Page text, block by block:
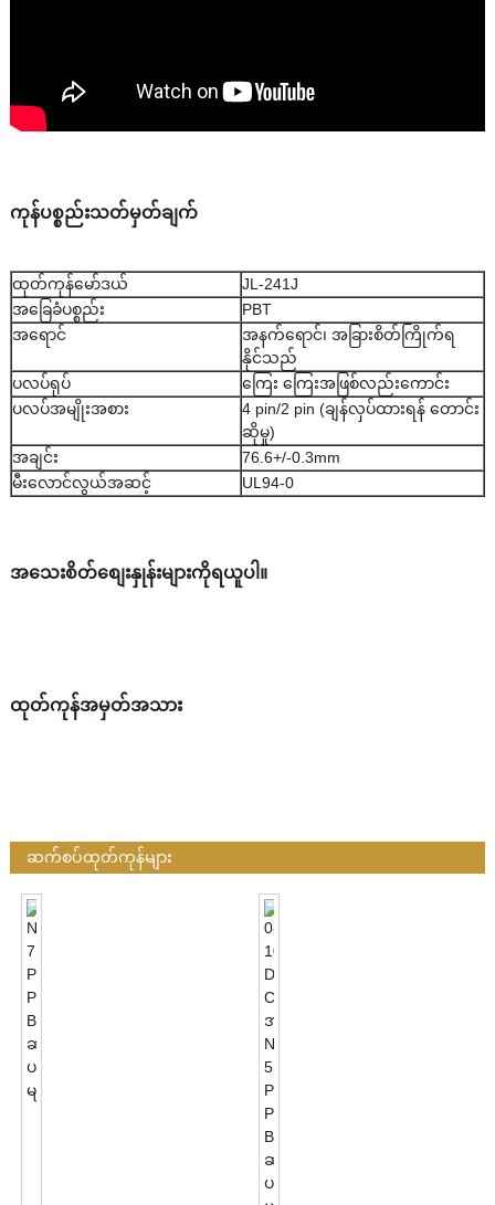
ကုန်ပစ္စည်းသတ်မှတ်ချက်
ထုတ်ကုန်မော်ဒယ်
JL-241J
အခြေခံပစ္စည်း
PBT
အရောင်
အနက်ရောင်၊ အခြားစိတ်ကြိုက်ရ
နိုင်သည်
ပလပ်ရုပ်
ကြေး ကြေးအဖြစ်လည်းကောင်း
ပလပ်အမျိုးအစား
4 pin/2 pin (ချန်လှပ်ထားရန် တောင်း
ဆိုမှု)
အချင်း
76.6+/-0.3mm
မီးလောင်လွယ်အဆင့်
UL94-0
အသေးစိတ်စျေးနှုန်းများကိုရယူပါ။
ထုတ်ကုန်အမှတ်အသား
ဆက်စပ်ထုတ်ကုန်များ